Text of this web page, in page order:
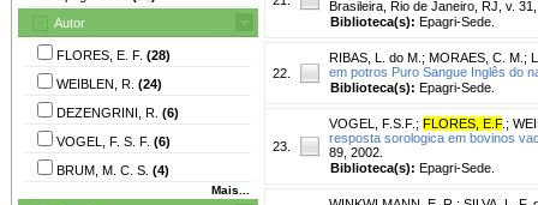
Autor
FLORES, E. F. (28)
WEIBLEN, R. (24)
DEZENGRINI, R. (6)
VOGEL, F. S. F. (6)
BRUM, M. C. S. (4)
Mais...
Brasileira, Rio de Janeiro, RJ, v.
Biblioteca(s): Epagri-Sede.
22.
RIBAS, L. do M. ; MORAES, C. M. ;
em potros Puro Sangue Inglês do
Biblioteca(s): Epagri-Sede.
23.
VOGEL, F.S.F. ; FLORES, E.F. ;
resposta sorologica em bovinos
89, 2002.
Biblioteca(s): Epagri-Sede.